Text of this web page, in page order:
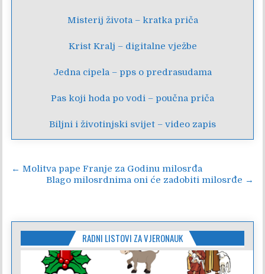
Misterij života – kratka priča
Krist Kralj – digitalne vježbe
Jedna cipela – pps o predrasudama
Pas koji hoda po vodi – poučna priča
Biljni i životinjski svijet – video zapis
Navigacija
objava
← Molitva pape Franje za Godinu milosrđa
Blago milosrdnima oni će zadobiti milosrđe →
RADNI LISTOVI ZA VJERONAUK